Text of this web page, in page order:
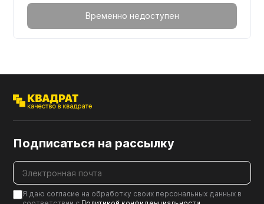
Временно недоступен
Подписаться на рассылку
Я даю согласие на обработку своих персональных данных в